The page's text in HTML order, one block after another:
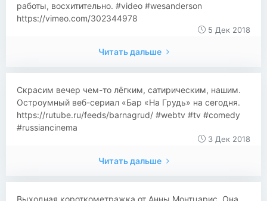
работы, восхитительно. #video #wesanderson
https://vimeo.com/302344978
5 Дек 2018
Читать дальше
Скрасим вечер чем-то лёгким, сатирическим, нашим.
Остроумный веб-сериал «Бар «На Грудь» на сегодня.
https://rutube.ru/feeds/barnagrud/ #webtv #tv #comedy
#russiancinema
3 Дек 2018
Читать дальше
Выходная короткометражка от Анны Монтцарис. Она,